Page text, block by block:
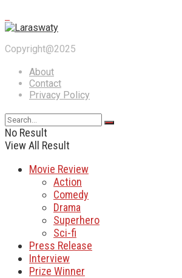
Copyright@2025
About
Contact
Privacy Policy
No Result
View All Result
Movie Review
Action
Comedy
Drama
Superhero
Sci-fi
Press Release
Interview
Prize Winner